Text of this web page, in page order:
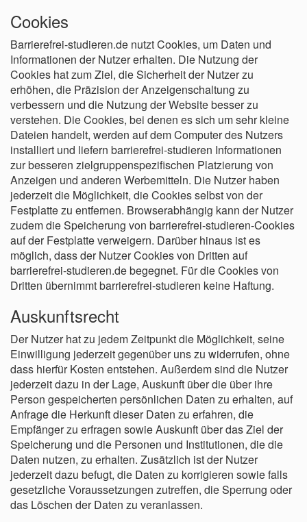
Cookies
Barrierefrei-studieren.de nutzt Cookies, um Daten und
Informationen der Nutzer erhalten. Die Nutzung der
Cookies hat zum Ziel, die Sicherheit der Nutzer zu
erhöhen, die Präzision der Anzeigenschaltung zu
verbessern und die Nutzung der Website besser zu
verstehen. Die Cookies, bei denen es sich um sehr kleine
Dateien handelt, werden auf dem Computer des Nutzers
installiert und liefern barrierefrei-studieren Informationen
zur besseren zielgruppenspezifischen Platzierung von
Anzeigen und anderen Werbemitteln. Die Nutzer haben
jederzeit die Möglichkeit, die Cookies selbst von der
Festplatte zu entfernen. Browserabhängig kann der Nutzer
zudem die Speicherung von barrierefrei-studieren-Cookies
auf der Festplatte verweigern. Darüber hinaus ist es
möglich, dass der Nutzer Cookies von Dritten auf
barrierefrei-studieren.de begegnet. Für die Cookies von
Dritten übernimmt barrierefrei-studieren keine Haftung.
Auskunftsrecht
Der Nutzer hat zu jedem Zeitpunkt die Möglichkeit, seine
Einwilligung jederzeit gegenüber uns zu widerrufen, ohne
dass hierfür Kosten entstehen. Außerdem sind die Nutzer
jederzeit dazu in der Lage, Auskunft über die über ihre
Person gespeicherten persönlichen Daten zu erhalten, auf
Anfrage die Herkunft dieser Daten zu erfahren, die
Empfänger zu erfragen sowie Auskunft über das Ziel der
Speicherung und die Personen und Institutionen, die die
Daten nutzen, zu erhalten. Zusätzlich ist der Nutzer
jederzeit dazu befugt, die Daten zu korrigieren sowie falls
gesetzliche Voraussetzungen zutreffen, die Sperrung oder
das Löschen der Daten zu veranlassen.